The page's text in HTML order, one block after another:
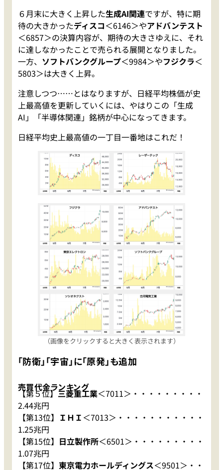
６月末に大きく上昇した生成AI関連ですが、特に期
待の大きかったディスコ＜6146＞やアドバンテスト
＜6857＞の決算内容が、期待の大きさゆえに、それ
に達しなかったことで売られる展開となりました。
一方、 ソフトバンクグループ＜9984＞やフジクラ＜
5803＞は大きく上昇。
注意しつつ……とはなりますが、日経平均株価が史
上最高値を更新していくには、やはりこの「生成
AI」「半導体関連」銘柄が中心になってきます。
日経平均史上最高値の一丁目一番地はこれだ！
（画像をクリックすると大きく表示されます）
「防衛」「宇宙」に「原発」も追加
売買代金ランキング
【第５位】三菱重工業＜7011＞・・・・・・・・・
2.44兆円
【第13位】 ＩＨＩ ＜7013＞・・・・・・・・・・・
1.25兆円
【第15位】 日立製作所＜6501＞・・・・・・・・・
1.07兆円
【第17位】 東京電力ホールディングス＜9501＞・・